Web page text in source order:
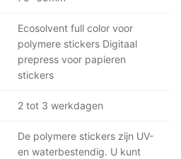
Ecosolvent full color voor
polymere stickers Digitaal
prepress voor papieren
stickers
2 tot 3 werkdagen
De polymere stickers zijn UV-
en waterbestendig. U kunt